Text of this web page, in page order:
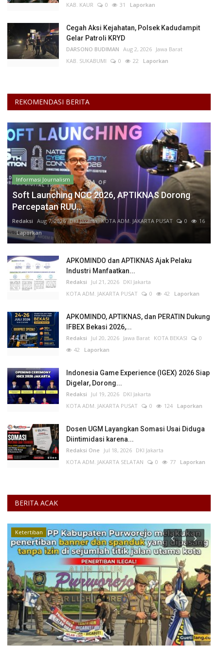
KAB. KAUR
0 31 Laporkan
Cegah Aksi Kejahatan, Polsek Kadudampit
Gelar Patroli KRYD
DARSONO BUDIMAN Aug 2, 2026 Jawa Barat
KAB. SUKABUMI
0 22 Laporkan
REKOMENDASI BERITA
Informasi Journalism
Soft Launching NCC 2026, APTIKNAS Dorong
Percepatan RUU...
Redaksi Aug 7, 2026 DKI Jakarta KOTA ADM. JAKARTA PUSAT 0
16
Laporkan
APKOMINDO dan APTIKNAS Ajak Pelaku
Industri Manfaatkan...
Redaksi Jul 21, 2026 DKI Jakarta
KOTA ADM. JAKARTA PUSAT
0 42 Laporkan
APKOMINDO, APTIKNAS, dan PERATIN Dukung
IFBEX Bekasi 2026,...
Redaksi Jul 20, 2026 Jawa Barat KOTA BEKASI
0
42 Laporkan
Indonesia Game Experience (IGEX) 2026 Siap
Digelar, Dorong...
Redaksi Jul 19, 2026 DKI Jakarta
KOTA ADM. JAKARTA PUSAT
0 124 Laporkan
Dosen UGM Layangkan Somasi Usai Diduga
Diintimidasi karena...
Redaksi One Jul 18, 2026 DKI Jakarta
KOTA ADM. JAKARTA SELATAN
0 77 Laporkan
BERITA ACAK
Ketertiban